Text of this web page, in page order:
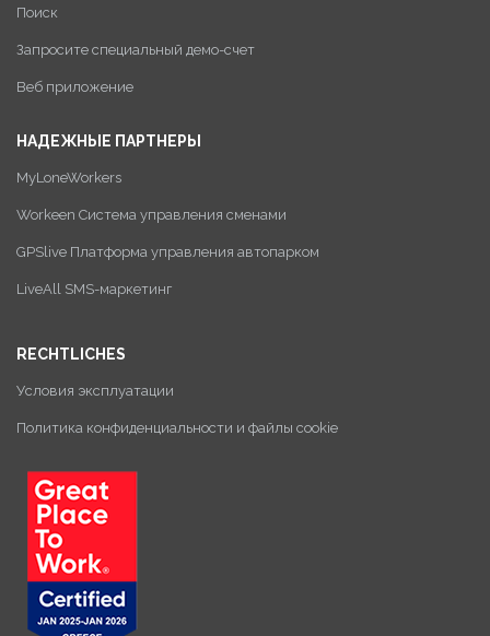
Поиск
Запросите специальный демо-счет
Веб приложение
НАДЕЖНЫЕ ПАРТНЕРЫ
MyLoneWorkers
Workeen Система управления сменами
GPSlive Платформа управления автопарком
LiveAll SMS-маркетинг
RECHTLICHES
Условия эксплуатации
Политика конфиденциальности и файлы cookie